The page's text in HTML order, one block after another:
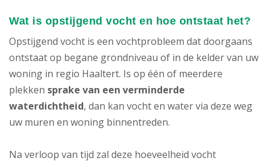
Wat is opstijgend vocht en hoe ontstaat het?
Opstijgend vocht is een vochtprobleem dat doorgaans
ontstaat op begane grondniveau of in de kelder van uw
woning in regio Haaltert. Is op één of meerdere
plekken sprake van een verminderde
waterdichtheid, dan kan vocht en water via deze weg
uw muren en woning binnentreden.
Na verloop van tijd zal deze hoeveelheid vocht